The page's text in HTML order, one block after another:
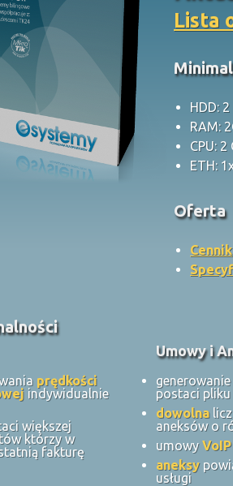
Lista
HDD:
RAM:
CPU: 2
ETH:
Oferta
Cennik
prędkości
indywidualnie
większej
którzy w
fakturę
Umowy i
generowanie
postaci pliku
dowolna
aneksów o
umowyVoIP
aneksy
usługi